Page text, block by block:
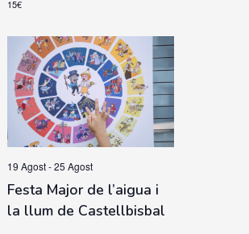
15€
19 Agost-25 Agost
Festa Major de l’aigua i
la llum de Castellbisbal